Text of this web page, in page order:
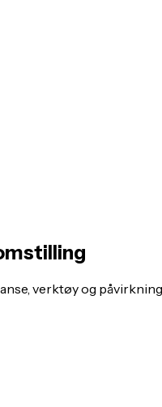
verktøy og